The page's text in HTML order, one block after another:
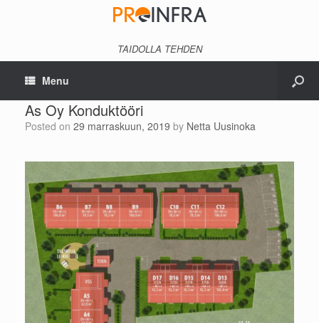
TAIDOLLA TEHDEN
Menu
As Oy Konduktööri
Posted on 29 marraskuun, 2019 by Netta Uusinoka